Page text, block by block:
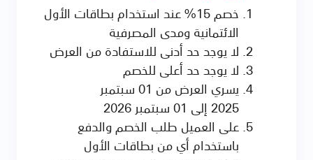
خصم 15% عند استخدام بطاقات الأول
الائتمانية ومدى المصرفية
لا يوجد حد أدنى للاستفادة من العرض
لا يوجد حد أعلى للخصم
يسري العرض من 01 سبتمبر
2025 إلى 01 سبتمبر 2026
على العميل طلب الخصم والدفع
باستخدام أي من بطاقات الأول